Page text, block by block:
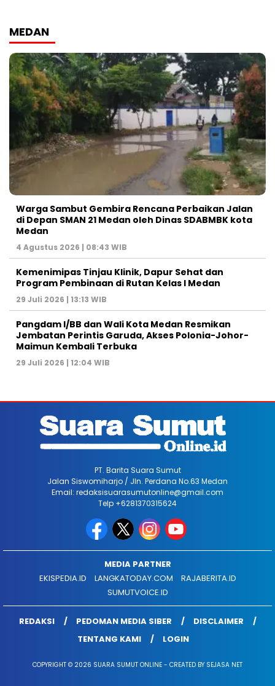
MEDAN
Warga Sambut Gembira Rencana Perbaikan Jalan
di Depan SMAN 21 Medan oleh Dinas SDABMBK kota
Medan
4 Agustus 2026 | 08:43 WIB
Kemenimipas Tinjau Klinik, Dapur Sehat dan
Program Pembinaan di Rutan Kelas I Medan
29 Juli 2026 | 13:13 WIB
Pangdam I/BB dan Wali Kota Medan Resmikan
Jembatan Perintis Garuda, Akses Polonia-Johor-
Maimun Kembali Terbuka
29 Juli 2026 | 12:04 WIB
PT. Barita Suara Sumut
Jalan Siswomiharjo / Jln. Perdana No.63 Medan
Email: redaksisuarasumutonline@gmail.com
Telp +6281370315624
MEDIA PARTNER
EKISPEDIA.ID
LANGKATODAY.COM
RAJABERITA.ID
SUMUTVOICE.ID
REDAKSI PEDOMAN MEDIA SIBER
DISCLAIMER
TENTANG KAMI
LOGIN
COPYRIGHT © 2026 SUARA SUMUT ONLINE - CREATED BY SEJASA NET